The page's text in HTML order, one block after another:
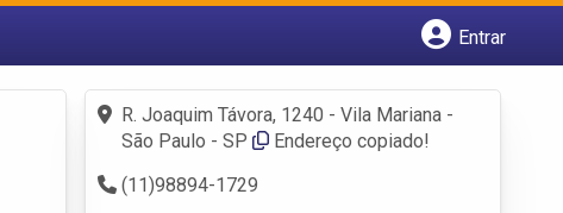
Entrar
Fazer login
Criar conta
R. Joaquim Távora, 1240 - Vila Mariana -
São Paulo - SP
Endereço copiado!
(11)98894-1729